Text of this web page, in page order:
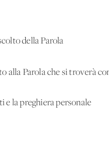
della Parola
alla Parola che si troverà
e la preghiera personale